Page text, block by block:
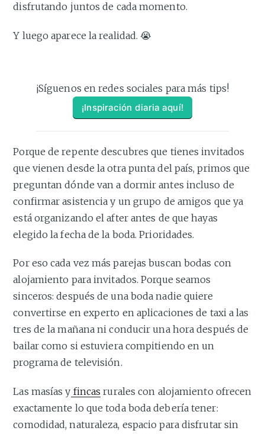
disfrutando juntos de cada momento.
Y luego aparece la realidad. 😭
¡Síguenos en redes sociales para más tips!
¡Inspiración diaria aquí!
Porque de repente descubres que tienes invitados
que vienen desde la otra punta del país, primos que
preguntan dónde van a dormir antes incluso de
confirmar asistencia y un grupo de amigos que ya
está organizando el after antes de que hayas
elegido la fecha de la boda. Prioridades.
Por eso cada vez más parejas buscan bodas con
alojamiento para invitados. Porque seamos
sinceros: después de una boda nadie quiere
convertirse en experto en aplicaciones de taxi a las
tres de la mañana ni conducir una hora después de
bailar como si estuviera compitiendo en un
programa de televisión.
Las masías y fincas rurales con alojamiento ofrecen
exactamente lo que toda boda debería tener:
comodidad, naturaleza, espacio para disfrutar sin